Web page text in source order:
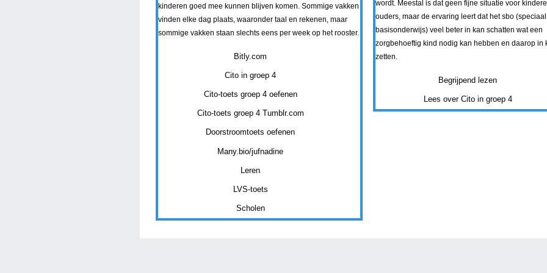
kinderen goed mee kunnen blijven komen. Sommige vakken
vinden elke dag plaats, waaronder taal en rekenen, maar
sommige vakken staan slechts eens per week op het rooster.
Bitly.com
Cito in groep 4
Cito-toets groep 4 oefenen
Cito-toets groep 4 Tumblr.com
Doorstroomtoets oefenen
Many.bio/jufnadine
Leren
LVS-toets
Scholen
wordt. Meestal is dat geen fijne situatie voor
ouders, maar de ervaring leert dat het sbo (speciaal
basisonderwijs) veel beter in kan schatten wat een
zorgbehoeftig kind nodig kan hebben en daarop in
zetten.
Begrijpend lezen
Lees over Cito in groep 4